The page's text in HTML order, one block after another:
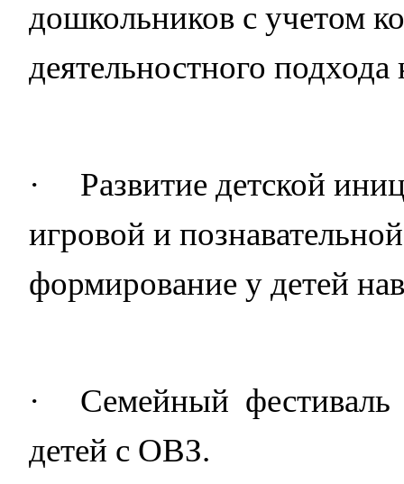
дошкольников с учетом
деятельностного
·
Развитие детской
игровой и
формирование у детей
· Семейный фестиваль
детей с ОВЗ.